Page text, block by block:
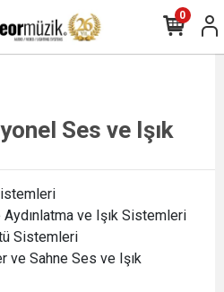
0
Ses ve Işık
ve Işık Sistemleri
Sistemleri
ve Sahne Ses ve Işık